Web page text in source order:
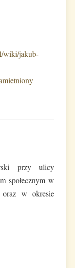
wiki/jakub-
przy ulicy
społecznym w
w okresie